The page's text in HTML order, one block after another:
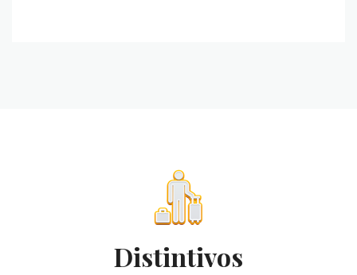
Distintivos